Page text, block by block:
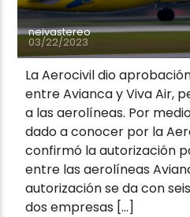
neivastereo
03/22/2023
La Aerocivil dio
entre Avianca y Viva Air,
a las aerolíneas. Por
dado a conocer por la
confirmó la autorización
entre las aerolíneas
autorización se da con
dos empresas […]